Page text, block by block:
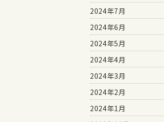
2024年7月
2024年6月
2024年5月
2024年4月
2024年3月
2024年2月
2024年1月